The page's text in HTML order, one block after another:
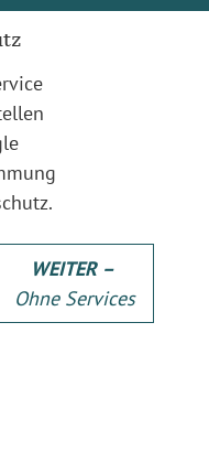
WEITER –
Ohne Services